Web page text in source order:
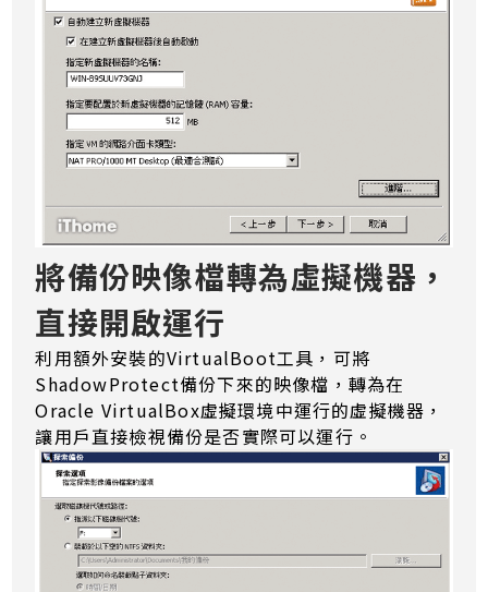
將備份映像檔轉為虛擬機器，
直接開啟運行
利用額外安裝的VirtualBoot工具，可將
ShadowProtect備份下來的映像檔，轉為在
Oracle VirtualBox虛擬環境中運行的虛擬機器，
讓用戶直接檢視備份是否實際可以運行。